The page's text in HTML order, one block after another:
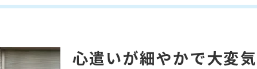
心遣いが細やかで大変気